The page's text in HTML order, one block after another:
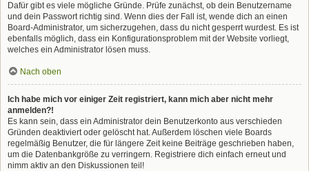
Dafür gibt es viele mögliche Gründe. Prüfe zunächst, ob dein Benutzername
und dein Passwort richtig sind. Wenn dies der Fall ist, wende dich an einen
Board-Administrator, um sicherzugehen, dass du nicht gesperrt wurdest. Es ist
ebenfalls möglich, dass ein Konfigurationsproblem mit der Website vorliegt,
welches ein Administrator lösen muss.
Nach oben
Ich habe mich vor einiger Zeit registriert, kann mich aber nicht mehr
anmelden?!
Es kann sein, dass ein Administrator dein Benutzerkonto aus verschieden
Gründen deaktiviert oder gelöscht hat. Außerdem löschen viele Boards
regelmäßig Benutzer, die für längere Zeit keine Beiträge geschrieben haben,
um die Datenbankgröße zu verringern. Registriere dich einfach erneut und
nimm aktiv an den Diskussionen teil!